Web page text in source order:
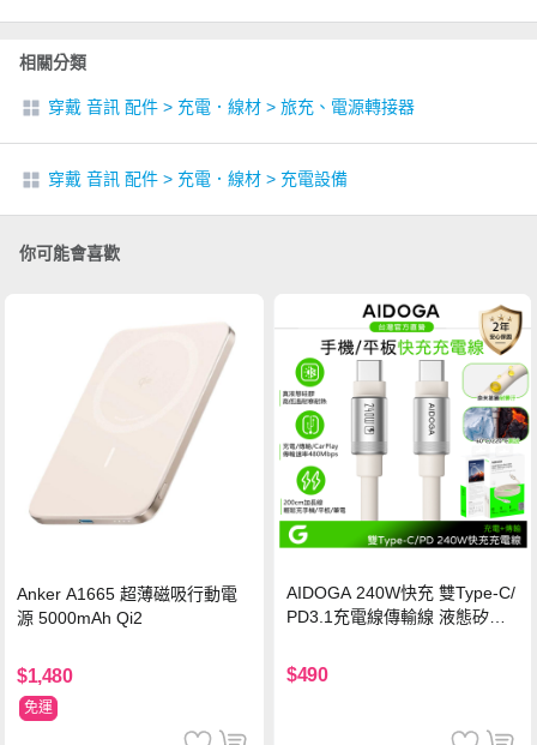
相關分類
穿戴 音訊 配件 > 充電．線材 > 旅充、電源轉接器
穿戴 音訊 配件 > 充電．線材 > 充電設備
你可能會喜歡
Anker A1665 超薄磁吸行動電
源 5000mAh Qi2
$1,480
免運
AIDOGA 240W快充 雙Type-C/
PD3.1充電線傳輸線 液態矽膠
機/平板/筆電
$490